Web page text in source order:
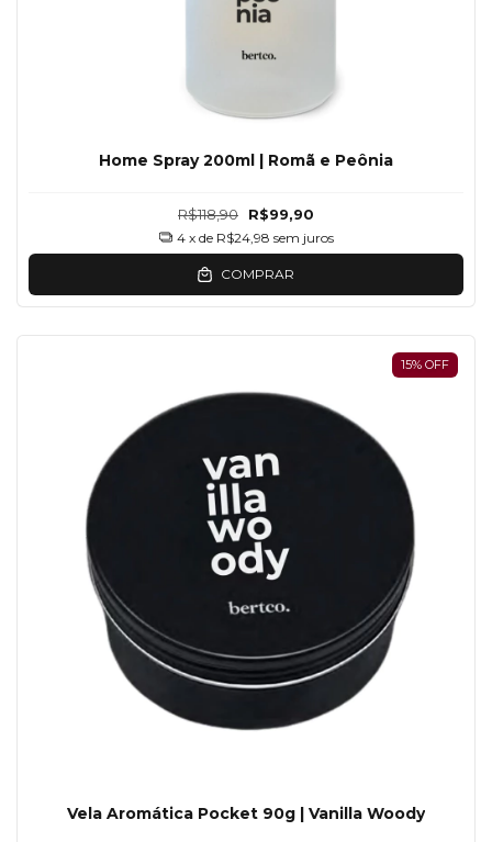
Home Spray 200ml | Romã e Peônia
R$118,90 R$99,90
4 x de R$24,98 sem juros
COMPRAR
15% OFF
Vela Aromática Pocket 90g | Vanilla Woody